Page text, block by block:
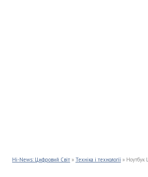
Hi-News: Цифровий Світ » Техніка і технології » Ноутбук